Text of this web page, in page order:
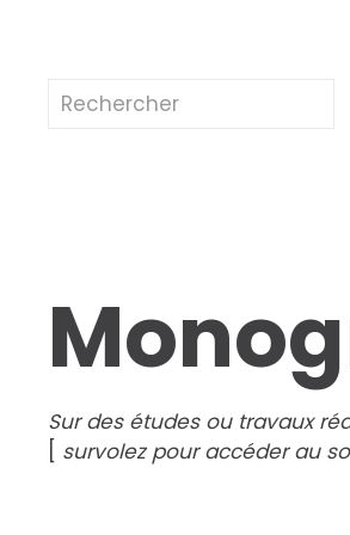
Sur des études ou travaux
survolez pour accéder au